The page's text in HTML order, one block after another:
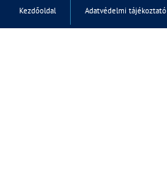
Kezdőoldal Adatvédelmi tájékoztató